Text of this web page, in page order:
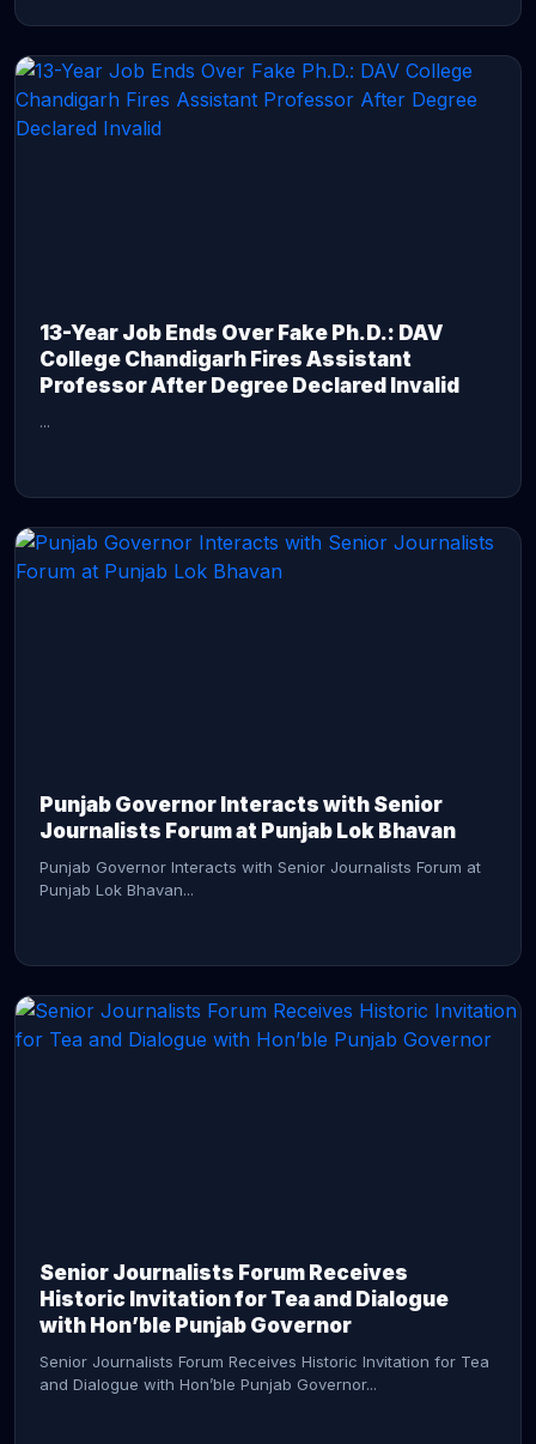
13-Year Job Ends Over Fake Ph.D.: DAV
College Chandigarh Fires Assistant
Professor After Degree Declared Invalid
...
Punjab Governor Interacts with Senior
Journalists Forum at Punjab Lok Bhavan
Punjab Governor Interacts with Senior Journalists Forum at
Punjab Lok Bhavan...
Senior Journalists Forum Receives
Historic Invitation for Tea and Dialogue
with Hon’ble Punjab Governor
Senior Journalists Forum Receives Historic Invitation for Tea
and Dialogue with Hon’ble Punjab Governor...